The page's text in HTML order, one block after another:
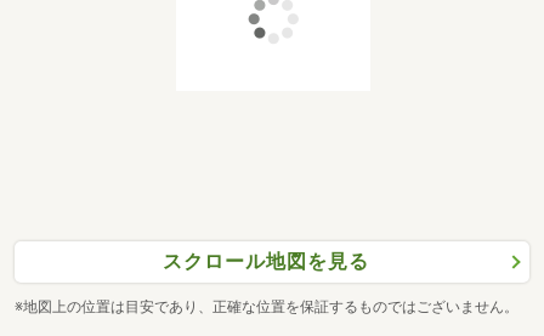
スクロール地図を見る
※地図上の位置は目安であり、正確な位置を保証するものではございません。